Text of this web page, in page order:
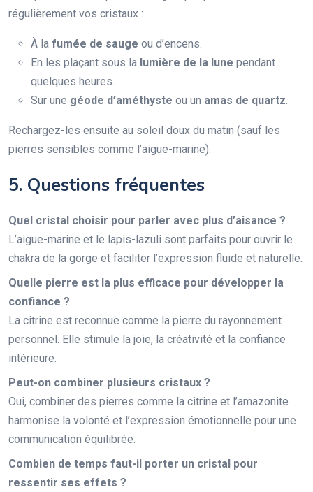
régulièrement vos cristaux :
À la fumée de sauge ou d’encens.
En les plaçant sous la lumière de la lune pendant
quelques heures.
Sur une géode d’améthyste ou un amas de quartz
Rechargez-les ensuite au soleil doux du matin (sauf les
pierres sensibles comme l’aigue-marine).
5. Questions fréquentes
Quel cristal choisir pour parler avec plus d’aisance ?
L’aigue-marine et le lapis-lazuli sont parfaits pour ouvrir le
chakra de la gorge et faciliter l’expression fluide et naturelle.
Quelle pierre est la plus efficace pour développer la
confiance ?
La citrine est reconnue comme la pierre du rayonnement
personnel. Elle stimule la joie, la créativité et la confiance
intérieure.
Peut-on combiner plusieurs cristaux ?
Oui, combiner des pierres comme la citrine et l’amazonite
harmonise la volonté et l’expression émotionnelle pour une
communication équilibrée.
Combien de temps faut-il porter un cristal pour
ressentir ses effets ?